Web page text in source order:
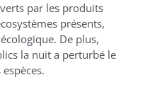
par les produits
présents,
De plus,
la nuit a perturbé le